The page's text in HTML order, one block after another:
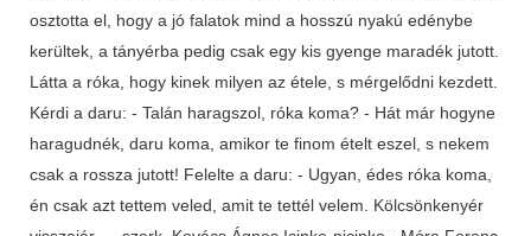
osztotta el, hogy a jó falatok mind a hosszú nyakú edénybe
kerültek, a tányérba pedig csak egy kis gyenge maradék jutott.
Látta a róka, hogy kinek milyen az étele, s mérgelődni kezdett.
Kérdi a daru: - Talán haragszol, róka koma? - Hát már hogyne
haragudnék, daru koma, amikor te finom ételt eszel, s nekem
csak a rossza jutott! Felelte a daru: - Ugyan, édes róka koma,
én csak azt tettem veled, amit te tettél velem. Kölcsönkenyér